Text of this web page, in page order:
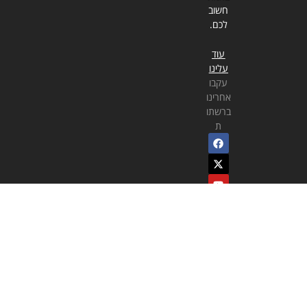
חשוב
לכם.
עוד
עלינו
עקבו
אחרינו
ברשתו
ת